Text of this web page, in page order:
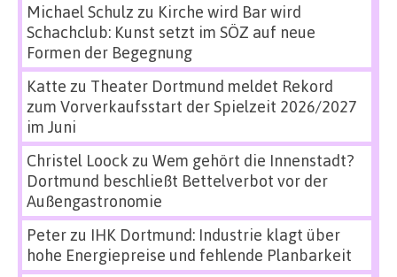
Michael Schulz zu Kirche wird Bar wird
Schachclub: Kunst setzt im SÖZ auf neue
Formen der Begegnung
Katte zu Theater Dortmund meldet Rekord
zum Vorverkaufsstart der Spielzeit 2026/2027
im Juni
Christel Loock zu Wem gehört die Innenstadt?
Dortmund beschließt Bettelverbot vor der
Außengastronomie
Peterzu IHK Dortmund: Industrie klagt über
hohe Energiepreise und fehlende Planbarkeit